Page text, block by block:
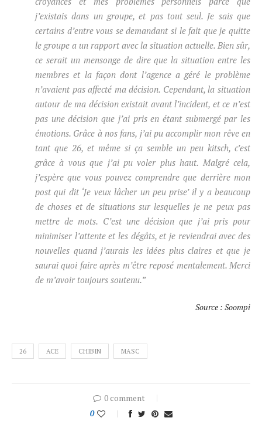
j’existais dans un groupe, et pas tout seul. Je sais que
certains d’entre vous se demandant si le fait que je quitte
le groupe a un rapport avec la situation actuelle. Bien sûr,
ce serait un mensonge de dire que la situation entre les
membres et la façon dont l’agence a géré le problème
n’avaient pas affecté ma décision. Cependant, la situation
autour de ma décision existait avant l’incident, et ce n’est
pas une décision que j’ai pris en étant submergé par les
émotions. Grâce à nos fans, j’ai pu accomplir mon rêve en
tant que 26, et même si ça semble un peu kitsch, c’est
grâce à vous que j’ai pu voler plus haut. Malgré cela,
j’espère que vous pouvez comprendre que derrière mon
post qui dit ‘Je veux lâcher un peu prise’ il y a beaucoup
de choses et de situations sur lesquelles je ne peux pas
mettre de mots. C’est une décision que j’ai pris pour
minimiser l’attente et les dégâts, et je reviendrai avec des
nouvelles quand j’aurais les idées plus claires et que je
saurai quoi faire après m’être reposé mentalement. Merci
de m’avoir toujours soutenu.”
Source : Soompi
26 ACE CHIBIN MASC
0 comment
0